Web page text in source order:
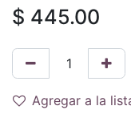
$ 445.00
Agregar a la